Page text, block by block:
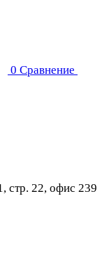
0 Сравнение
стр. 22, офис 239